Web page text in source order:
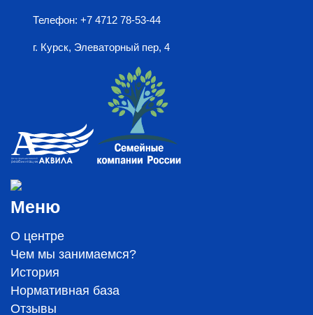
Телефон: +7 4712 78-53-44
г. Курск, Элеваторный пер, 4
Меню
О центре
Чем мы занимаемся?
История
Нормативная база
Отзывы